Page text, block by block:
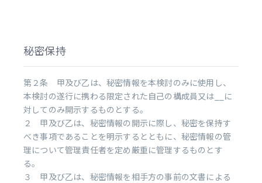
秘密保持
第２条 甲及び乙は、秘密情報を本検討のみに使用し、
本検討の遂行に携わる限定された自己の構成員又は__に
対してのみ開示するものとする。
２ 甲及び乙は、秘密情報の開示に際し、秘密を保持す
べき事項であることを明示するとともに、秘密情報の管
理について管理責任者を定め厳重に管理するものとす
る。
３ 甲及び乙は、秘密情報を相手方の事前の文書による